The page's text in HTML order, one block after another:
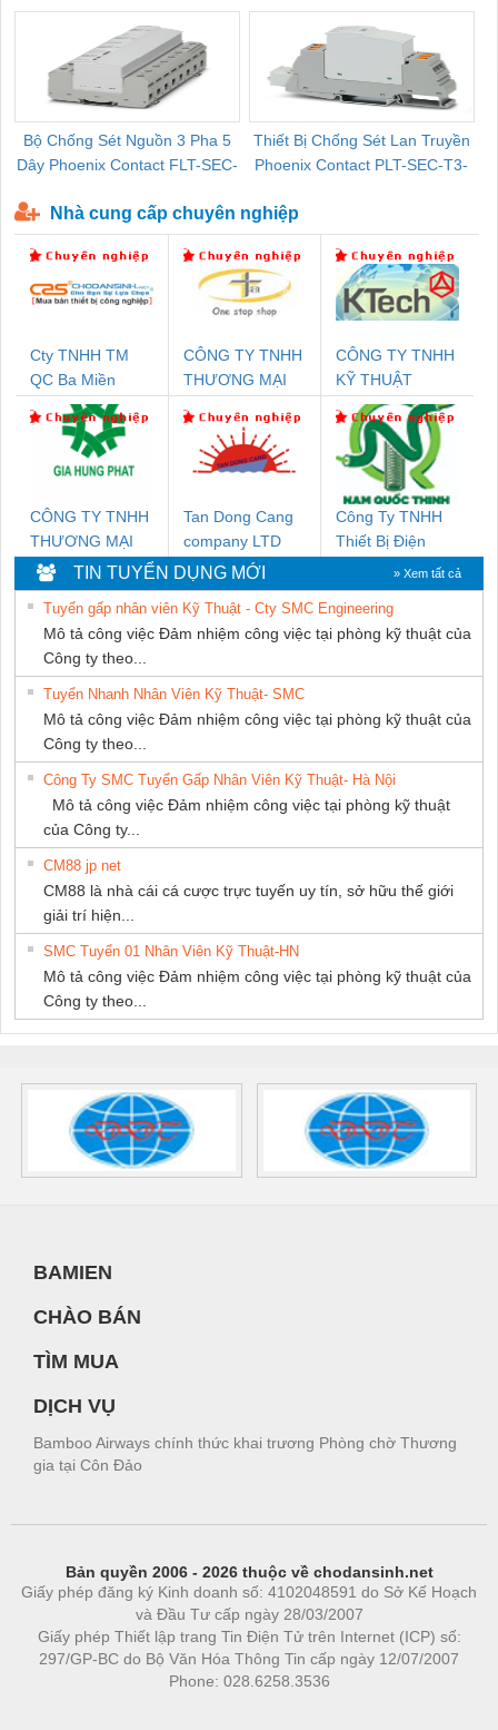
Bộ Chống Sét Nguồn 3 Pha 5
Dây Phoenix Contact FLT-SEC-
Thiết Bị Chống Sét Lan Truyền
Phoenix Contact PLT-SEC-T3-
Nhà cung cấp chuyên nghiệp
Cty TNHH TM
QC Ba Miền
CÔNG TY TNHH
THƯƠNG MẠI
NAM
CÔNG TY TNHH
KỸ THUẬT
KTECH VIỆT
NAM
CÔNG TY TNHH
THƯƠNG MẠI
DỊCH VỤ KỸ
THUẬT ĐIỆN CƠ
GIA HƯNG PHÁT
Tan Dong Cang
company LTD
Công Ty TNHH
Thiết Bị Điện
Nam Quốc Thịnh
TIN TUYỂN DỤNG MỚI » Xem tất cả
Tuyển gấp nhân viên Kỹ Thuật - Cty SMC Engineering
Mô tả công việc Đảm nhiệm công việc tại phòng kỹ thuật của
Công ty theo...
Tuyển Nhanh Nhân Viên Kỹ Thuật- SMC
Mô tả công việc Đảm nhiệm công việc tại phòng kỹ thuật của
Công ty theo...
Công Ty SMC Tuyển Gấp Nhân Viên Kỹ Thuật- Hà Nội
Mô tả công việc Đảm nhiệm công việc tại phòng kỹ thuật
của Công ty...
CM88 jp net
CM88 là nhà cái cá cược trực tuyến uy tín, sở hữu thế giới
giải trí hiện...
SMC Tuyển 01 Nhân Viên Kỹ Thuật-HN
Mô tả công việc Đảm nhiệm công việc tại phòng kỹ thuật của
Công ty theo...
BAMIEN
CHÀO BÁN
TÌM MUA
DỊCH VỤ
Bamboo Airways chính thức khai trương Phòng chờ Thương
gia tại Côn Đảo
Bản quyền 2006 - 2026 thuộc về chodansinh.net
Giấy phép đăng ký Kinh doanh số: 4102048591 do Sở Kế Hoạch
và Đầu Tư cấp ngày 28/03/2007
Giấy phép Thiết lập trang Tin Điện Tử trên Internet (ICP) số:
297/GP-BC do Bộ Văn Hóa Thông Tin cấp ngày 12/07/2007
Phone: 028.6258.3536